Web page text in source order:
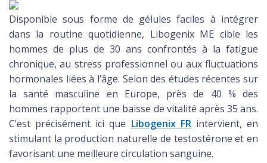
Disponible sous forme de gélules faciles à intégrer
dans la routine quotidienne, Libogenix ME cible les
hommes de plus de 30 ans confrontés à la fatigue
chronique, au stress professionnel ou aux fluctuations
hormonales liées à l’âge. Selon des études récentes sur
la santé masculine en Europe, près de 40 % des
hommes rapportent une baisse de vitalité après 35 ans.
C’est précisément ici que Libogenix FRintervient, en
stimulant la production naturelle de testostérone et en
favorisant une meilleure circulation sanguine.